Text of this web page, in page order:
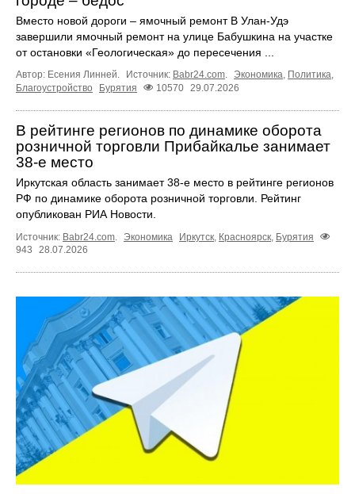
Вместо новой дороги – ямочный ремонт В Улан-Удэ
завершили ямочный ремонт на улице Бабушкина на участке
от остановки «Геологическая» до пересечения ...
Автор: Есения Линней. Источник: Babr24.com. Экономика, Политика,
Благоустройство
Бурятия 10570 29.07.2026
В рейтинге регионов по динамике оборота
розничной торговли Прибайкалье занимает
38‑е место
Иркутская область занимает 38‑е место в рейтинге регионов
РФ по динамике оборота розничной торговли. Рейтинг
опубликован РИА Новости.
Источник: Babr24.com. Экономика Иркутск, Красноярск, Бурятия
943
28.07.2026